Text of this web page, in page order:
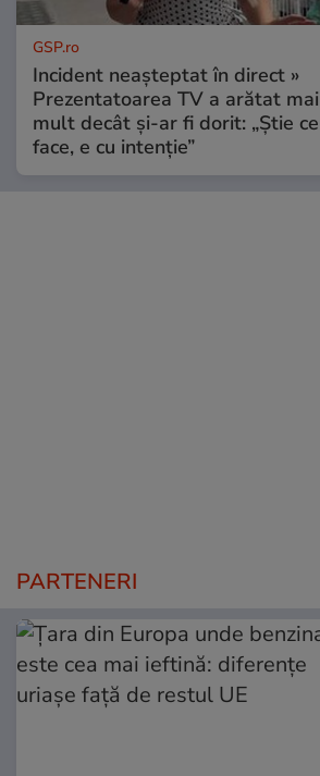
GSP.ro
Incident neașteptat în direct »
Prezentatoarea TV a arătat mai
mult decât și-ar fi dorit: „Știe ce
face, e cu intenție”
PARTENERI